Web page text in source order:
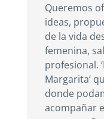
Queremos
ideas,
de la vida
femenina,
profesional.
Margarita’
donde
acompañar